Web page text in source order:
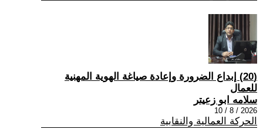
(20) إبداع الضرورة وإعادة صياغة الهوية المهنية
للعمال
سلامه ابو زعيتر
2026 / 8 / 10
الحركة العمالية والنقابية